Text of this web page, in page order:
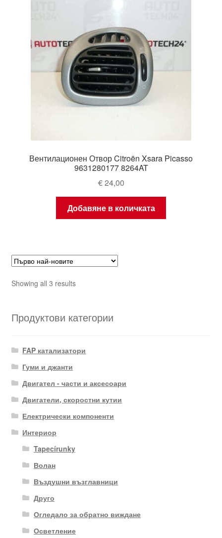
Вентилационен Отвор Citroën Xsara Picasso
9631280177 8264AT
€24,00
Добавяне в количката
Showing all 3 resultsSorted
Продуктови категории
FAP катализатори
Гуми и джанти
Двигател - части и аксесоари
Двигатели, скоростни кутии
Електрически компоненти
Интериор
Tapecírunky
Волан
Въздушни възглавници
Друго
Огледало за обратно виждане
Осветление